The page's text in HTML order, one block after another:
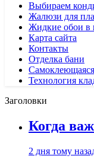
Выбираем
Жалюзи для
Жидкие обои в
Карта сайта
Контакты
Отделка бани
Технология
Заголовки
Когда
2 дня тому